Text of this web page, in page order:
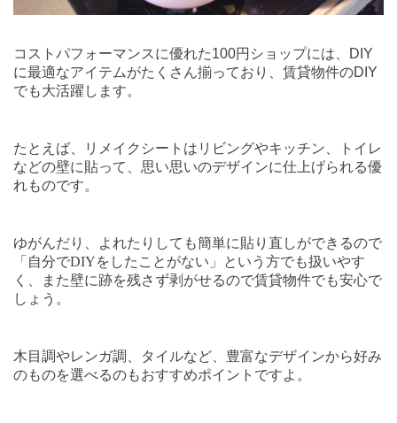
コストパフォーマンスに優れた100円ショップには、
DIY
に最適なアイテムがたくさん揃っており、賃貸物件のDIY
でも大活躍します。
たとえば、リメイクシートはリビングやキッチン、トイレ
などの壁に貼って、思い思いのデザインに仕上げられる優
れものです。
ゆがんだり、よれたりしても簡単に貼り直しができるので
「自分でDIYをしたことがない」という方でも扱いやす
く、また壁に跡を残さず剥がせるので賃貸物件でも安心で
しょう。
木目調やレンガ調、タイルなど、豊富なデザインから好み
のものを選べるのもおすすめポイントですよ。